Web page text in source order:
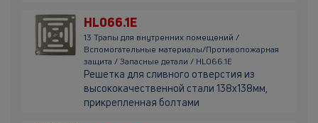
HL066.1E
13 Трапы для внутренних помещений /
Вспомогательные материалы/Противопожарная
защита / Запасные детали / HL066.1E
Решетка для сливного отверстия из
высококачественной стали 138х138мм,
прикрепленная болтами